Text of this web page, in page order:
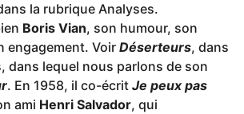
la rubrique Analyses.
Boris Vian, son humour, son
engagement. Voir Déserteurs, dans
dans lequel nous parlons de son
. En 1958, il co-écrit Je peux pas
ami Henri Salvador, qui